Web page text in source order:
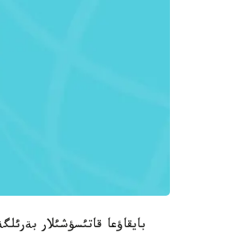
بايقاؤعا قاتئسؤشئلار